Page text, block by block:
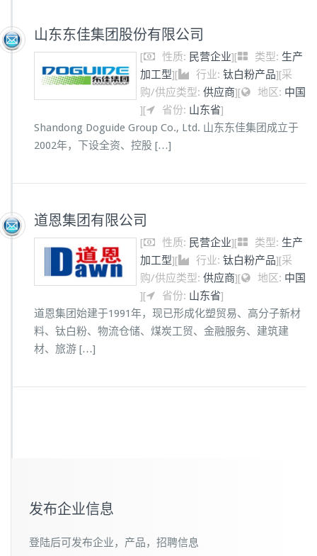
山东东佳集团股份有限公司
[ 性质: 民营企业][ 类型: 生产
加工型][ 行业: 钛白粉产品][采
购/供应类型: 供应商][ 地区: 中国
][ 省份: 山东省]
Shandong Doguide Group Co., Ltd. 山东东佳集团成立于
2002年，下设全资、控股 […]
道恩集团有限公司
[ 性质: 民营企业][ 类型: 生产
加工型][ 行业: 钛白粉产品][采
购/供应类型: 供应商][ 地区: 中国
][ 省份: 山东省]
道恩集团始建于1991年，现已形成化塑贸易、高分子新材
料、钛白粉、物流仓储、煤炭工贸、金融服务、建筑建
材、旅游 […]
发布企业信息
登陆后可发布企业，产品，招聘信息